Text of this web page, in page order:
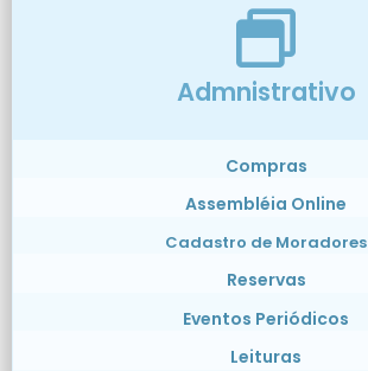
Admnistrativo
Compras
Assembléia Online
Cadastro de Moradores
Reservas
Eventos Periódicos
Leituras